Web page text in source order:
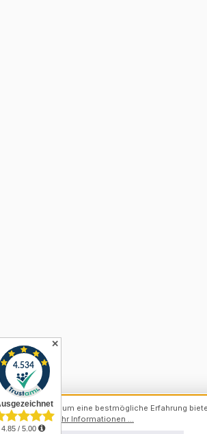
✕
Cookies, um eine bestmögliche Erfahrung
können.Mehr Informationen ...